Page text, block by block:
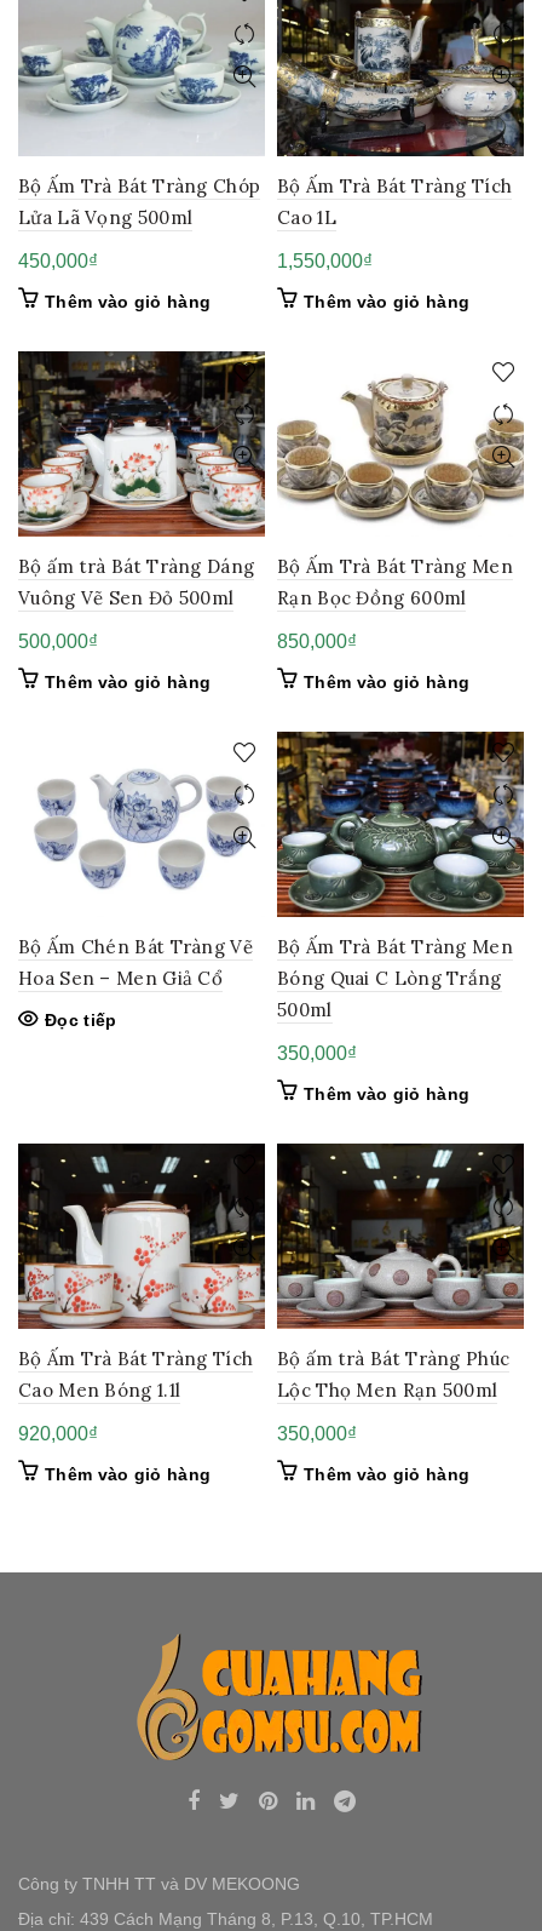
Bộ Ấm Trà Bát Tràng Chóp
Lửa Lã Vọng 500ml
450,000₫
Thêm vào giỏ hàng
Bộ Ấm Trà Bát Tràng Tích
Cao 1L
1,550,000₫
Thêm vào giỏ hàng
Bộ ấm trà Bát Tràng Dáng
Vuông Vẽ Sen Đỏ 500ml
500,000₫
Thêm vào giỏ hàng
Bộ Ấm Trà Bát Tràng Men
Rạn Bọc Đồng 600ml
850,000₫
Thêm vào giỏ hàng
Bộ Ấm Chén Bát Tràng Vẽ
Hoa Sen – Men Giả Cổ
Đọc tiếp
Bộ Ấm Trà Bát Tràng Men
Bóng Quai C Lòng Trắng
500ml
350,000₫
Thêm vào giỏ hàng
Bộ Ấm Trà Bát Tràng Tích
Cao Men Bóng 1.1l
920,000₫
Thêm vào giỏ hàng
Bộ ấm trà Bát Tràng Phúc
Lộc Thọ Men Rạn 500ml
350,000₫
Thêm vào giỏ hàng
Công ty TNHH TT và DV MEKOONG
Địa chỉ: 439 Cách Mạng Tháng 8, P.13, Q.10, TP.HCM